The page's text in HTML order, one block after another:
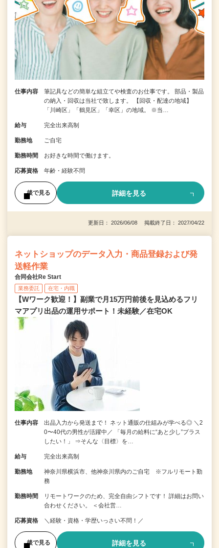
仕事内容
筆記具などの簡単な組立てや検査のお仕事です。 部品・製品
の納入・回収は当社で致します。 【回収・配達の地域】
「川崎区」「鶴見区」「幸区」の地域。 ※当…
給与 完全出来高制
勤務地 ご自宅
勤務時間 お好きな時間で働けます。
応募資格 年齢・経験不問
後で見る 詳細を見る
更新日： 2026/06/08 掲載終了日： 2027/04/22
ネットショップのデータ入力・商品登録および発
送軽作業
合同会社Re Start
業務委託 在宅・内職
【Wワーク歓迎！】副業で月15万円前後を見込めるフリ
マアプリ出品の運用サポート！未経験／在宅OK
仕事内容
出品入力から発送まで！ ネット通販の仕組みが学べる◎ ＼2
0〜40代の男性が活躍中／ 「毎月の給料に“あと少し”プラス
したい！」 ⇒そんな〈目標〉を…
給与 完全出来高制
勤務地
神奈川県横浜市、他神奈川県内のご自宅 ※フルリモート勤
務
勤務時間
リモートワークのため、完全自由シフトです！ 詳細はお問い
合わせください。 ＜会社営…
応募資格 ＼経験・資格・学歴いっさい不問！／
後で見る 詳細を見る